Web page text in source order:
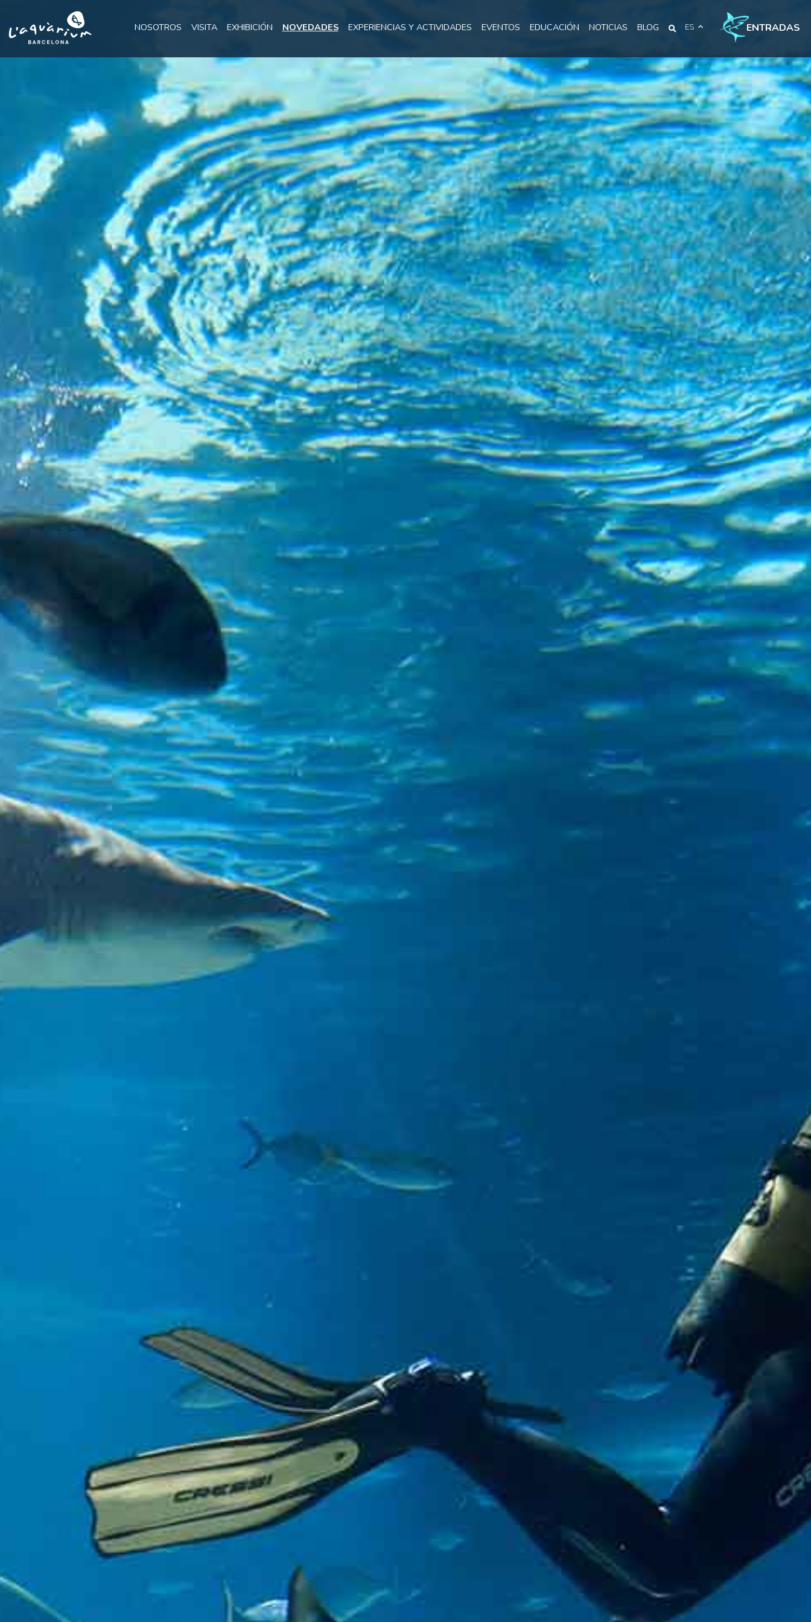
ES
NOSOTROS VISITA EXHIBICIÓN NOVEDADES EXPERIENCIAS Y ACTIVIDADES EVENTOS EDUCACIÓN NOTICIAS BLOG ENTRADAS